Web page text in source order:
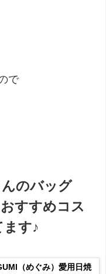
で
のバッグ
すすめコス
ます♪
（めぐみ）愛用日焼